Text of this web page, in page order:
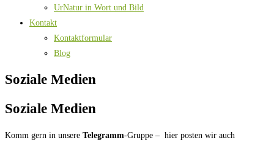
UrNatur in Wort und Bild
Kontakt
Kontaktformular
Blog
Soziale Medien
Soziale Medien
Komm gern in unsere Telegramm-Gruppe – hier posten wir auch